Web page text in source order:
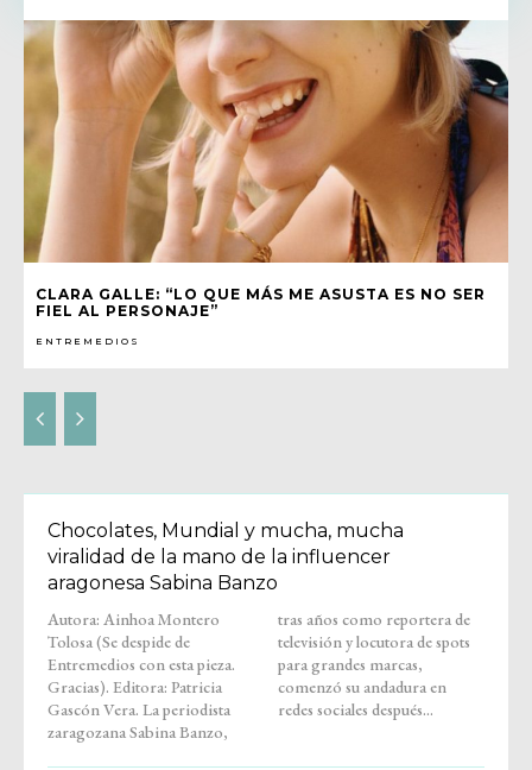
CLARA GALLE: “LO QUE MÁS ME ASUSTA ES NO SER
FIEL AL PERSONAJE”
ENTREMEDIOS
Chocolates, Mundial y mucha, mucha
viralidad de la mano de la influencer
aragonesa Sabina Banzo
Autora: Ainhoa Montero
Tolosa (Se despide de
Entremedios con esta pieza.
Gracias). Editora: Patricia
Gascón Vera. La periodista
zaragozana Sabina Banzo,
tras años como reportera de
televisión y locutora de spots
para grandes marcas,
comenzó su andadura en
redes sociales después...